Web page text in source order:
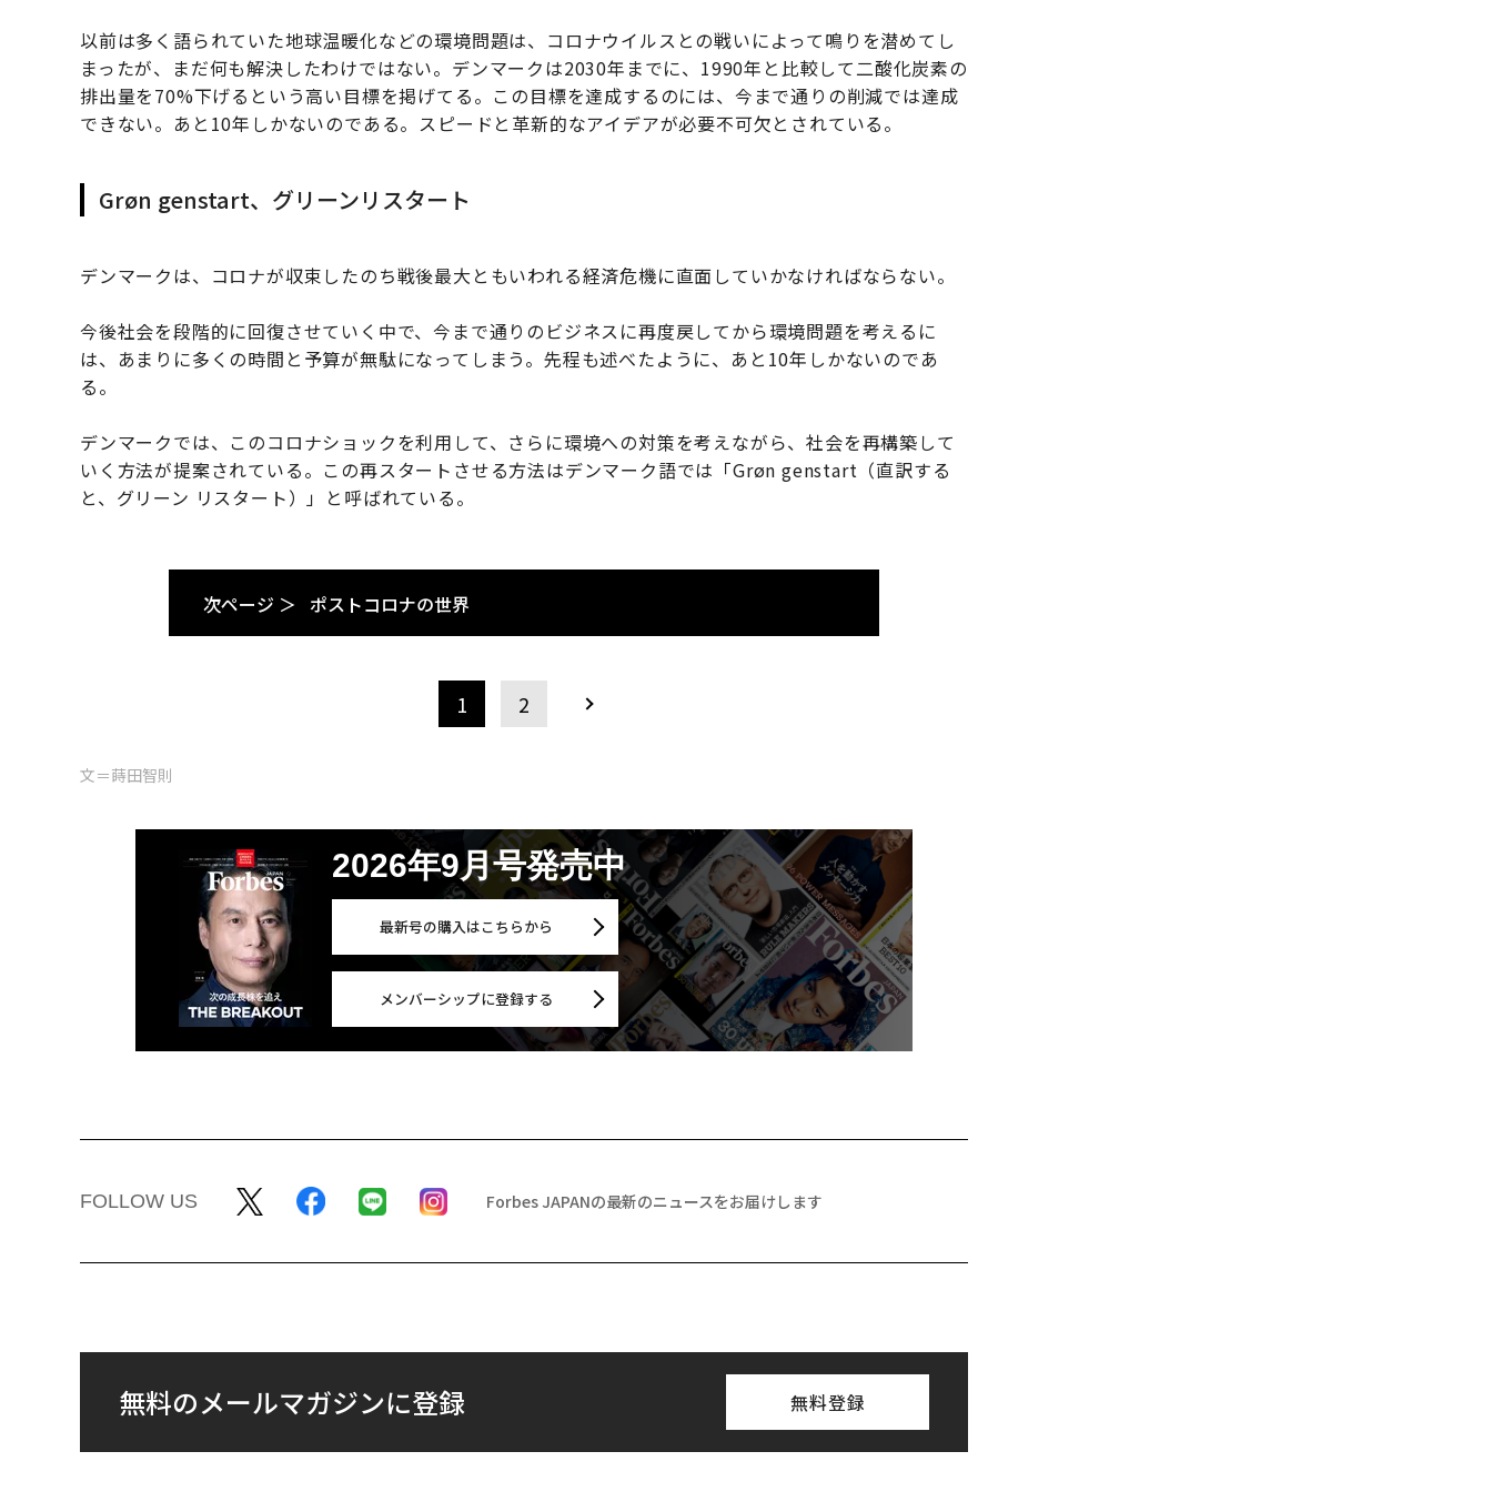
以前は多く語られていた地球温暖化などの環境問題は、コロナウイルスとの戦いによって鳴りを潜めてし
まったが、まだ何も解決したわけではない。デンマークは2030年までに、1990年と比較して二酸化炭素の
排出量を70%下げるという高い目標を掲げてる。この目標を達成するのには、今まで通りの削減では達成
できない。あと10年しかないのである。スピードと革新的なアイデアが必要不可欠とされている。
Grøn genstart、グリーンリスタート
デンマークは、コロナが収束したのち戦後最大ともいわれる経済危機に直面していかなければならない。
今後社会を段階的に回復させていく中で、今まで通りのビジネスに再度戻してから環境問題を考えるに
は、あまりに多くの時間と予算が無駄になってしまう。先程も述べたように、あと10年しかないのであ
る。
デンマークでは、このコロナショックを利用して、さらに環境への対策を考えながら、社会を再構築して
いく方法が提案されている。この再スタートさせる方法はデンマーク語では「Grøn genstart（直訳する
と、グリーン リスタート）」と呼ばれている。
次ページ ＞ ポストコロナの世界
1 2
文＝蒔田智則
2026年9月号発売中
最新号の購入はこちらから
メンバーシップに登録する
FOLLOW US Forbes JAPANの最新のニュースをお届けします
無料のメールマガジンに登録 無料登録